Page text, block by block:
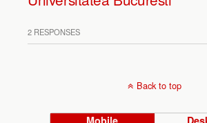
2 RESPONSES
Back to top
Mobile